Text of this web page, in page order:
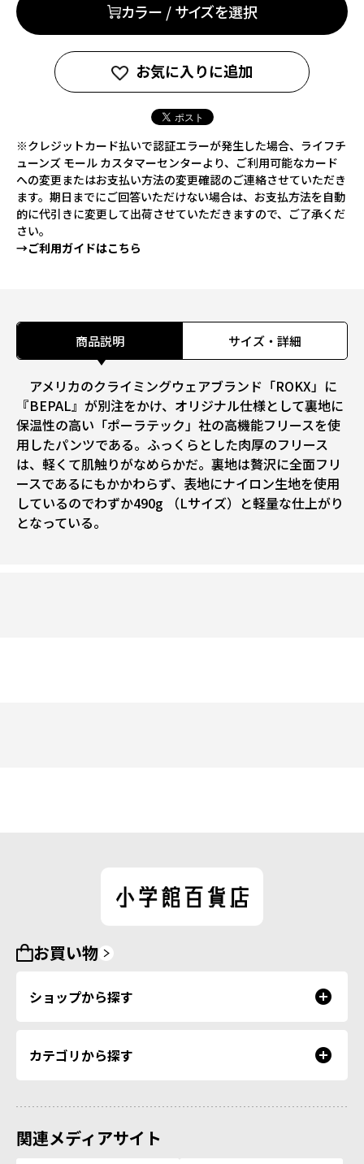
カラー / サイズを選択
お気に入りに追加
※クレジットカード払いで認証エラーが発生した場合、ライフチ
ューンズ モール カスタマーセンターより、ご利用可能なカード
への変更またはお支払い方法の変更確認のご連絡させていただき
ます。期日までにご回答いただけない場合は、お支払方法を自動
的に代引きに変更して出荷させていただきますので、ご了承くだ
さい。
→ご利用ガイドはこちら
商品説明 サイズ・詳細
アメリカのクライミングウェアブランド「ROKX」に
『BEPAL』が別注をかけ、オリジナル仕様として裏地に
保温性の高い「ポーラテック」社の高機能フリースを使
用したパンツである。ふっくらとした肉厚のフリース
は、軽くて肌触りがなめらかだ。裏地は贅沢に全面フリ
ースであるにもかかわらず、表地にナイロン生地を使用
しているのでわずか490g （Lサイズ）と軽量な仕上がり
となっている。
お買い物
ショップから探す
カテゴリから探す
関連メディアサイト